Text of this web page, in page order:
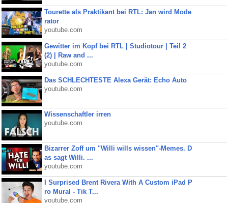
Tourette als Praktikant bei RTL: Jan wird Mode
rator
youtube.com
Gewitter im Kopf bei RTL | Studiotour | Teil 2
(2) | Raw and ...
youtube.com
Das SCHLECHTESTE Alexa Gerät: Echo Auto
youtube.com
Wissenschaftler irren
youtube.com
Bizarrer Zoff um "Willi wills wissen"-Memes. D
as sagt Willi. ...
youtube.com
I Surprised Brent Rivera With A Custom iPad P
ro Mural - Tik T...
youtube.com